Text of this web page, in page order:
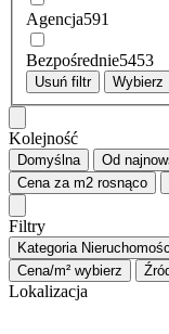
Agencja591
Bezpośrednie5453
Usuń filtr Wybierz
Kolejność
Domyślna Od
Cena za m2 rosnąco
Filtry
Kategoria
Cena/m² wybierz
Lokalizacja